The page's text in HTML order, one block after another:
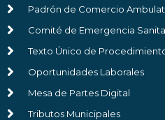
Padrón de Comercio
Comité de Emergencia
Texto Único de
Oportunidades Laborales
Mesa de Partes Digital
Tributos Municipales